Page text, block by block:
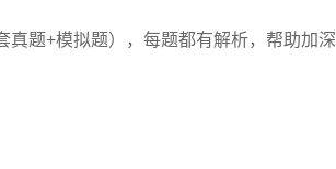
题+模拟题），每题都有解析，帮助加深